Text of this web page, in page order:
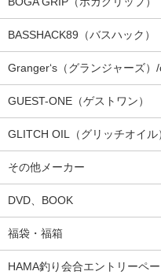
BASSHACK89（バスハック）
Granger‘s（グランジャーズ）
GUEST-ONE（ゲストワン）
GLITCH OIL（グリッチオイル
その他メーカー
DVD、BOOK
福袋・福箱
HAMA釣り会合エントリーペ